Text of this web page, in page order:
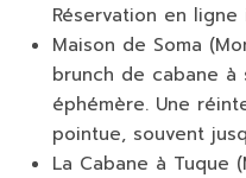
Réservation en ligne
Maison de Soma
brunch de cabane
éphémère. Une
pointue, souvent
La Cabane à Tuque